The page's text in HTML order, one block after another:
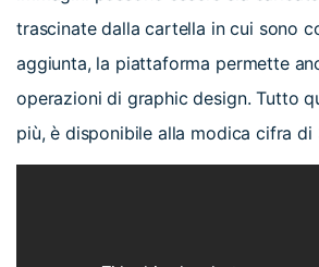
trascinate dalla cartella in cui sono
aggiunta, la piattaforma permette
operazioni di graphic design. Tutto
più, è disponibile alla modica cifra di